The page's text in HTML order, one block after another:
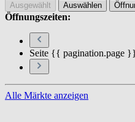
Ausgewählt Auswählen
Öffnungszeiten:
Seite {{ pagination.page
Alle Märkte anzeigen